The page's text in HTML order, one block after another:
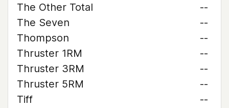
The Other Total
--
The Seven
--
Thompson
--
Thruster 1RM
--
Thruster 3RM
--
Thruster 5RM
--
Tiff
--